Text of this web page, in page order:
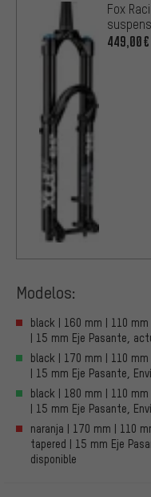
Fox
449,00€
Modelos:
black | 160 mm | 110
| 15 mm Eje Pasante,
black | 170 mm | 110
| 15 mm Eje Pasante,
black | 180 mm | 110
| 15 mm Eje Pasante,
naranja | 170 mm | 110
tapered | 15 mm Eje
disponible